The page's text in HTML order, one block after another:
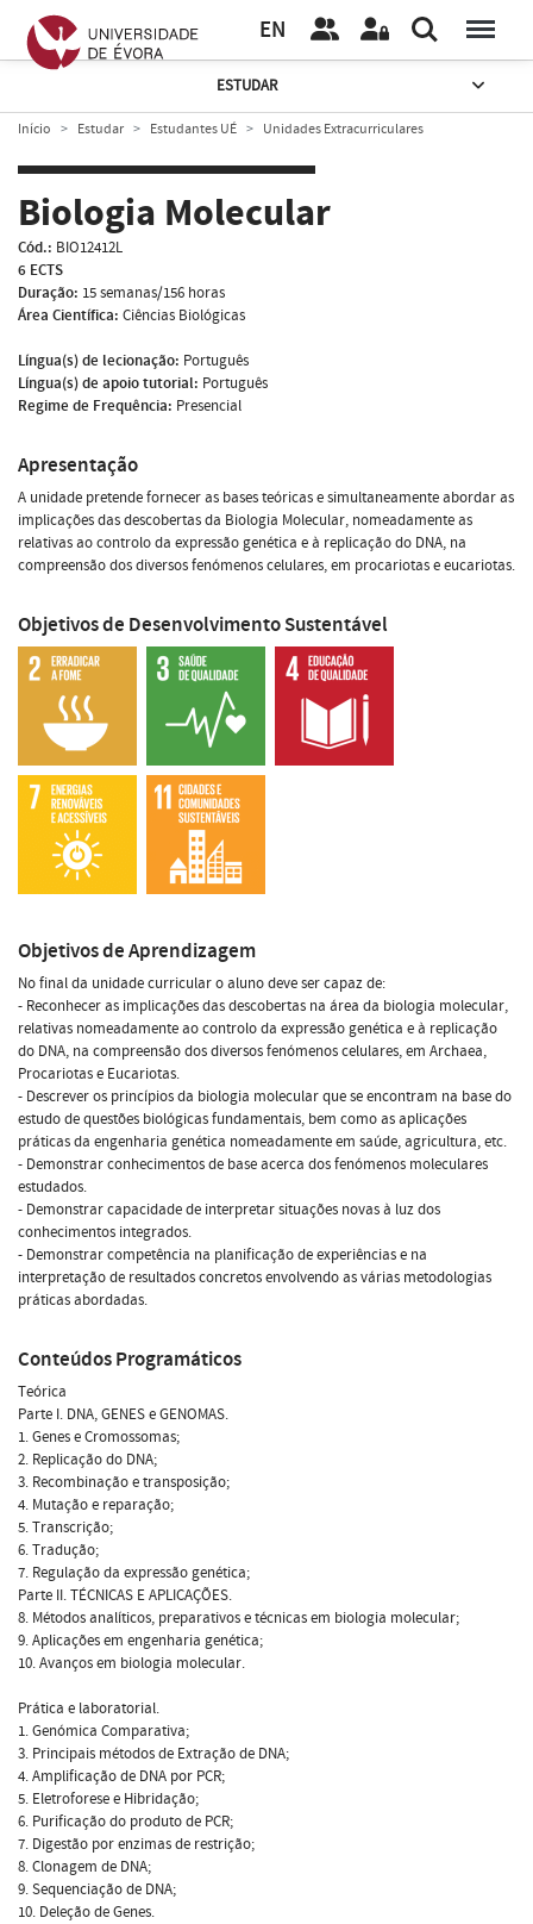
EN
ESTUDAR
Início Estudar Estudantes UÉ Unidades Extracurriculares
Biologia Molecular
Cód.: BIO12412L
6 ECTS
Duração: 15 semanas/156 horas
Área Científica: Ciências Biológicas
Língua(s) de lecionação: Português
Língua(s) de apoio tutorial: Português
Regime de Frequência: Presencial
Apresentação
A unidade pretende fornecer as bases teóricas e simultaneamente abordar as
implicações das descobertas da Biologia Molecular, nomeadamente as
relativas ao controlo da expressão genética e à replicação do DNA, na
compreensão dos diversos fenómenos celulares, em procariotas e eucariotas.
Objetivos de Desenvolvimento Sustentável
Objetivos de Aprendizagem
No final da unidade curricular o aluno deve ser capaz de:
- Reconhecer as implicações das descobertas na área da biologia molecular,
relativas nomeadamente ao controlo da expressão genética e à replicação
do DNA, na compreensão dos diversos fenómenos celulares, em Archaea,
Procariotas e Eucariotas.
- Descrever os princípios da biologia molecular que se encontram na base do
estudo de questões biológicas fundamentais, bem como as aplicações
práticas da engenharia genética nomeadamente em saúde, agricultura, etc.
- Demonstrar conhecimentos de base acerca dos fenómenos moleculares
estudados.
- Demonstrar capacidade de interpretar situações novas à luz dos
conhecimentos integrados.
- Demonstrar competência na planificação de experiências e na
interpretação de resultados concretos envolvendo as várias metodologias
práticas abordadas.
Conteúdos Programáticos
Teórica
Parte I. DNA, GENES e GENOMAS.
1. Genes e Cromossomas;
2. Replicação do DNA;
3. Recombinação e transposição;
4. Mutação e reparação;
5. Transcrição;
6. Tradução;
7. Regulação da expressão genética;
Parte II. TÉCNICAS E APLICAÇÕES.
8. Métodos analíticos, preparativos e técnicas em biologia molecular;
9. Aplicações em engenharia genética;
10. Avanços em biologia molecular.
Prática e laboratorial.
1. Genómica Comparativa;
3. Principais métodos de Extração de DNA;
4. Amplificação de DNA por PCR;
5. Eletroforese e Hibridação;
6. Purificação do produto de PCR;
7. Digestão por enzimas de restrição;
8. Clonagem de DNA;
9. Sequenciação de DNA;
10. Deleção de Genes.